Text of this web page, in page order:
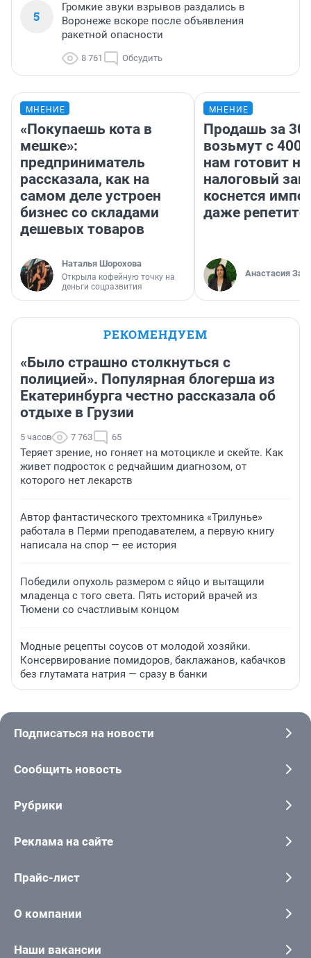
5
Громкие звуки взрывов раздались в
Воронеже вскоре после объявления
ракетной опасности
8 761 Обсудить
МНЕНИЕ
«Покупаешь кота в
мешке»:
предприниматель
рассказала, как на
самом деле устроен
бизнес со складами
дешевых товаров
Наталья Шорохова
Открыла кофейную точку на
деньги соцразвития
МНЕНИЕ
Продашь за
возьмут с
нам готовит
налоговый
коснется
даже
Анастасия
РЕКОМЕНДУЕМ
«Было страшно столкнуться с
полицией». Популярная блогерша из
Екатеринбурга честно рассказала об
отдыхе в Грузии
5 часов 7 763 65
Теряет зрение, но гоняет на мотоцикле и скейте. Как
живет подросток с редчайшим диагнозом, от
которого нет лекарств
Автор фантастического трехтомника «Трилунье»
работала в Перми преподавателем, а первую книгу
написала на спор — ее история
Победили опухоль размером с яйцо и вытащили
младенца с того света. Пять историй врачей из
Тюмени со счастливым концом
Модные рецепты соусов от молодой хозяйки.
Консервирование помидоров, баклажанов, кабачков
без глутамата натрия — сразу в банки
Подписаться на новости
Сообщить новость
Рубрики
Реклама на сайте
Прайс-лист
О компании
Наши вакансии